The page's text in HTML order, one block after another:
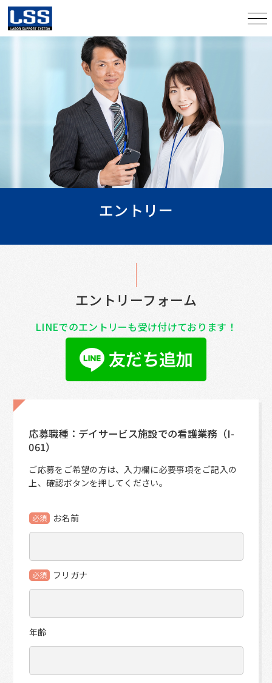
エントリー
エントリーフォーム
LINEでのエントリーも受け付けております！
応募職種：デイサービス施設での看護業務（I-
061）
ご応募をご希望の方は、入力欄に必要事項をご記入の
上、確認ボタンを押してください。
必須 お名前
必須 フリガナ
年齢